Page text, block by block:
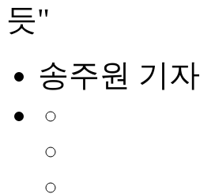
듯"
송주원 기자